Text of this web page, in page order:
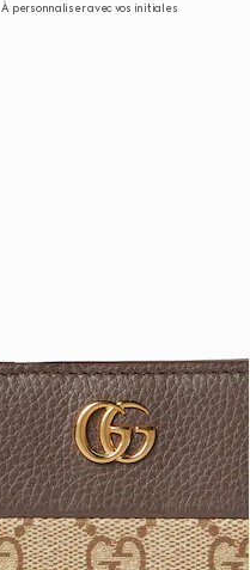
À personnaliser avec vos initiales